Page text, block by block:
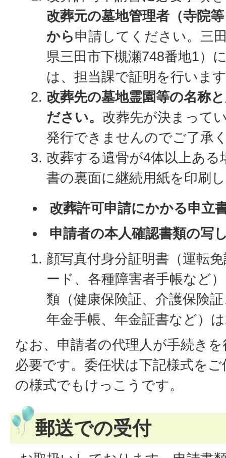
改葬元の墓地管理者（寺院
から申請してください。三
県三田市下槻瀬748番地1）
は、担当課で証明を行いま
改葬先の墓地霊園等の名称
ださい。 改葬先が決まって
発行できませんのでご了承
改葬する遺骨が4体以上ある
書の裏面に継続用紙を印刷
改葬許可申請にかかる申立
申請者の本人確認書類の写
顔写真付身分証明書（運転
ード、各種障害者手帳など
類（健康保険証、介護保険
年金手帳、年金証書など）
なお、申請者の代理人が手続き
必要です。委任状は下記様式を
の様式でもけっこうです。
郵送での受付